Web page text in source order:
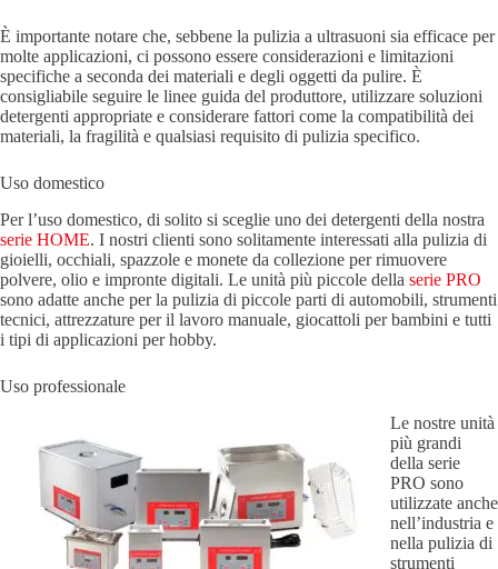
È importante notare che, sebbene la pulizia a ultrasuoni sia efficace per
molte applicazioni, ci possono essere considerazioni e limitazioni
specifiche a seconda dei materiali e degli oggetti da pulire. È
consigliabile seguire le linee guida del produttore, utilizzare soluzioni
detergenti appropriate e considerare fattori come la compatibilità dei
materiali, la fragilità e qualsiasi requisito di pulizia specifico.
Uso domestico
Per l’uso domestico, di solito si sceglie uno dei detergenti della nostra
serie HOME. I nostri clienti sono solitamente interessati alla pulizia di
gioielli, occhiali, spazzole e monete da collezione per rimuovere
polvere, olio e impronte digitali. Le unità più piccole della serie PRO
sono adatte anche per la pulizia di piccole parti di automobili, strumenti
tecnici, attrezzature per il lavoro manuale, giocattoli per bambini e tutti
i tipi di applicazioni per hobby.
Uso professionale
Le nostre unità
più grandi
della serie
PRO sono
utilizzate anche
nell’industria e
nella pulizia di
strumenti